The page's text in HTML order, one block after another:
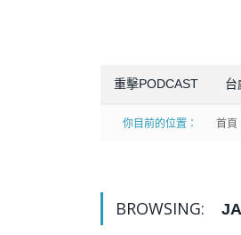
重擊PODCAST 台
你目前的位置： 首頁
BROWSING: